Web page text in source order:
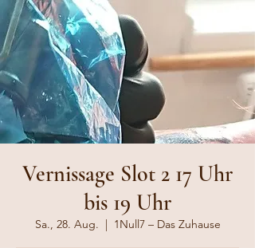
Vernissage Slot 2 17 Uhr
bis 19 Uhr
Sa., 28. Aug.
  |
1Null7 – Das Zuhause